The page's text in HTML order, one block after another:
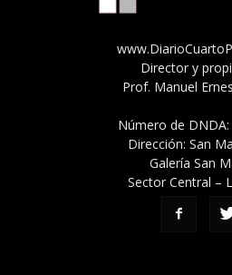
Director y
Prof. Manuel
Número de DNDA:
Dirección: San
Galería San
Sector Central –